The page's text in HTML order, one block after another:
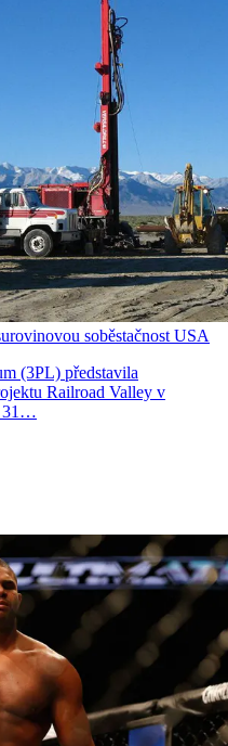
soběstačnost USA
(3PL) představila
Railroad Valley v
31…